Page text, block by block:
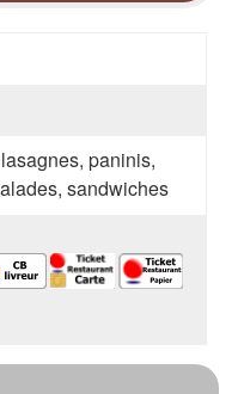
paninis,
sandwiches